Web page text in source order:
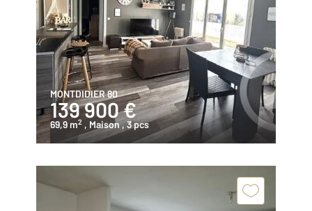
MONTDIDIER 80
139 900 €
69,9 m2 , Maison, 3 pcs